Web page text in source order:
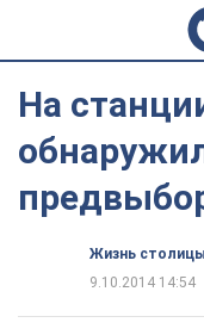
На
Жизнь столицы
9.10.2014 14:54